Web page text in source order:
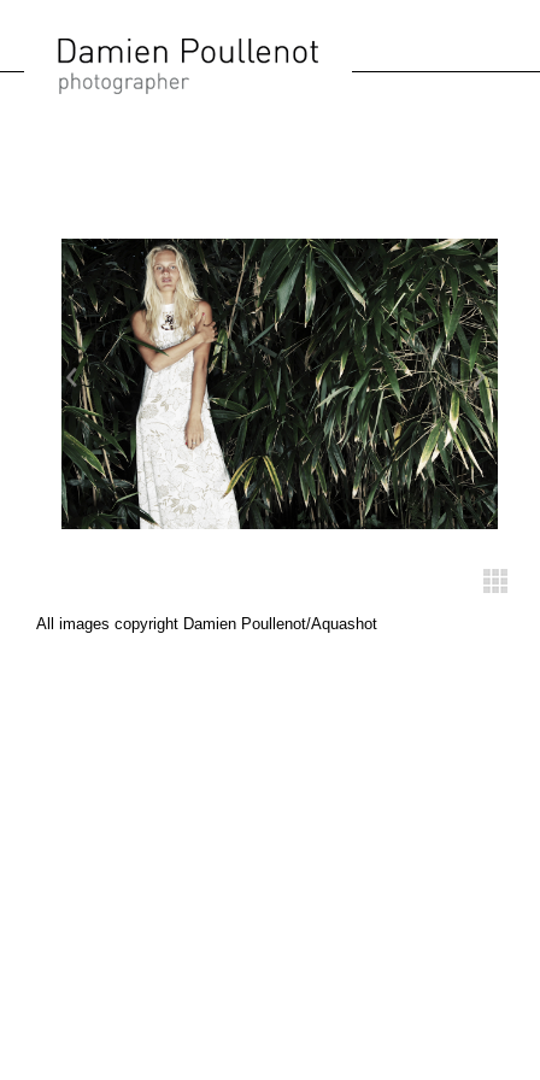
All images copyright Damien Poullenot/Aquashot